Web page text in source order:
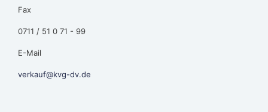
Fax
0711 / 51 0 71 - 99
E-Mail
verkauf@kvg-dv.de